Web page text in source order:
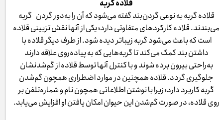
قلاده گربه
قلاده گربه به نوعی گردن‌بند گفته می‌شود که آن را به‌دور گردن گربه
می‌بندند. قلاده کارکردهای متفاوتی دارد؛ یکی از آنها نقش تزیینی قلاده
است که باعث می‌شود گربه زیباتر دیده شود. از طرف دیگر قلاده با
داشتن بند کمک می‌کند تا گربه‌هایی که به پیاده‌روی علاقه دارند
به‌راحتی بیرون برده شوند و با کنترل آنها توسط قلاده از گم‌شدنشان
جلوگیری گردد. قلاده همچنین در موارد اضطراری همچون گم‌شدن
گربه کاربرد دارد؛ زیرا با نوشتن اطلاعاتی همچون نام و شماره‌تلفن بر
روی قلاده، در صورت گم‌شدن این حیوان امکان یافتن او افزایش می‌یابد.